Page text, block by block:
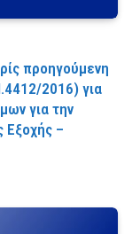
προηγούμενη
2016) για
για την
Εξοχής –